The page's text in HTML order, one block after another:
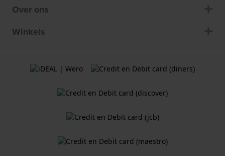
Over ons
Winkels